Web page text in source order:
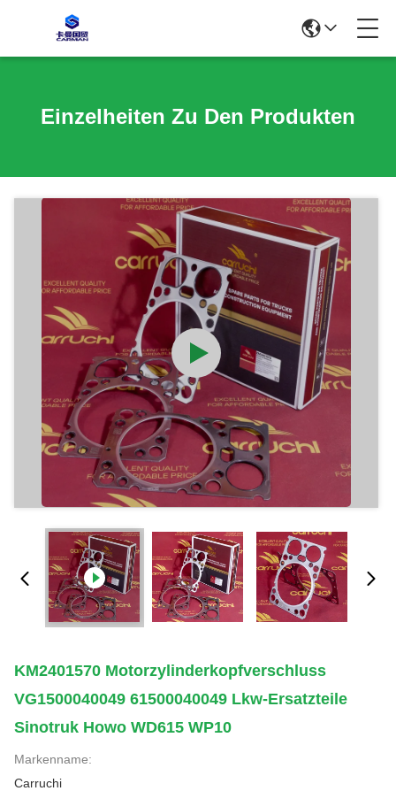
Einzelheiten Zu Den Produkten
KM2401570 Motorzylinderkopfverschluss
VG1500040049 61500040049 Lkw-Ersatzteile
Sinotruk Howo WD615 WP10
Markenname:
Carruchi